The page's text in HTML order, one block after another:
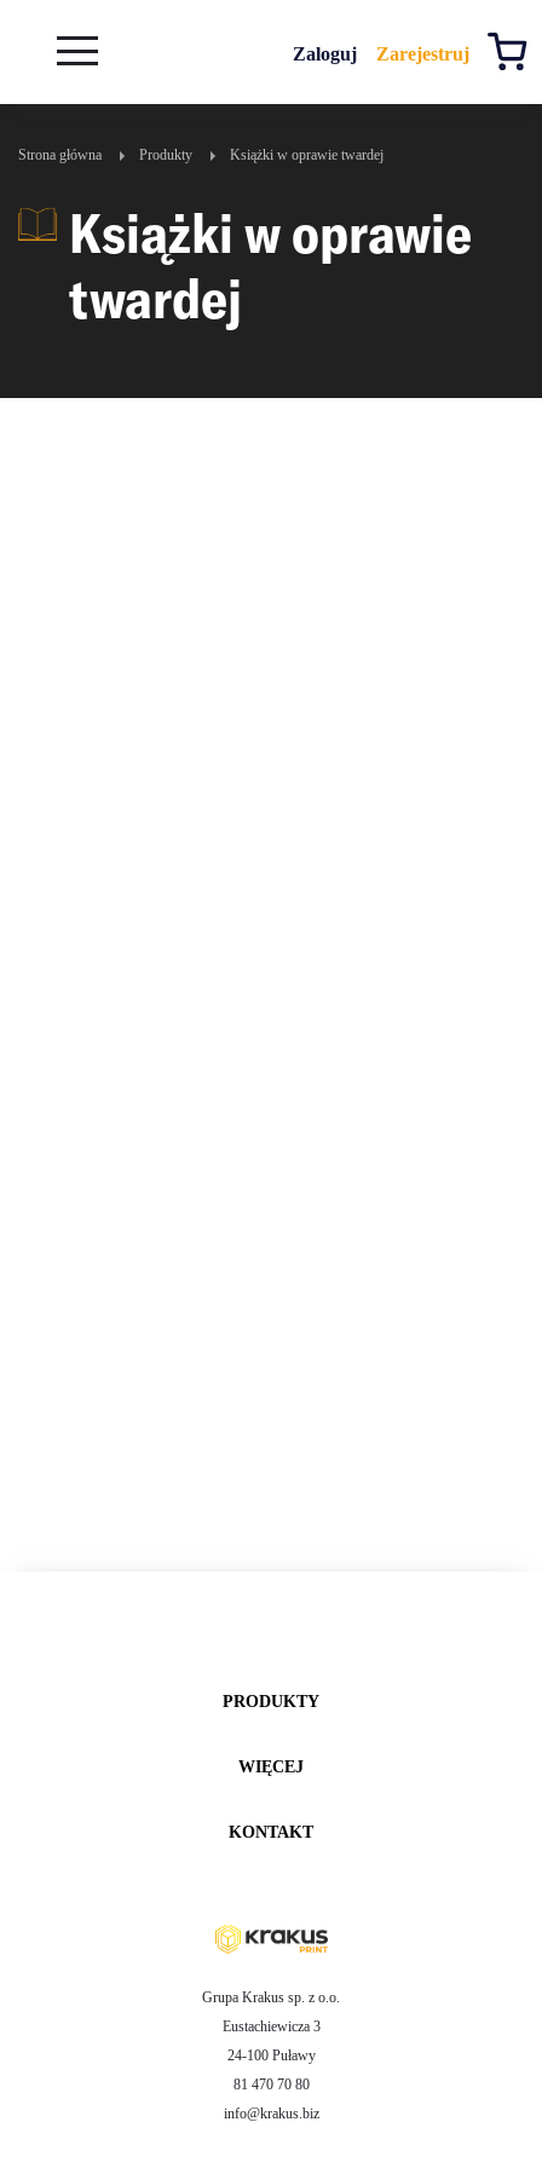
Zaloguj Zarejestruj
Rozwiń
Strona główna Produkty książki w oprawie twardej
książki w oprawie
twardej
PRODUKTY
WIĘCEJ
KONTAKT
Grupa Krakus sp. z o.o.
Eustachiewicza 3
24-100 Puławy
81 470 70 80
info@krakus.biz